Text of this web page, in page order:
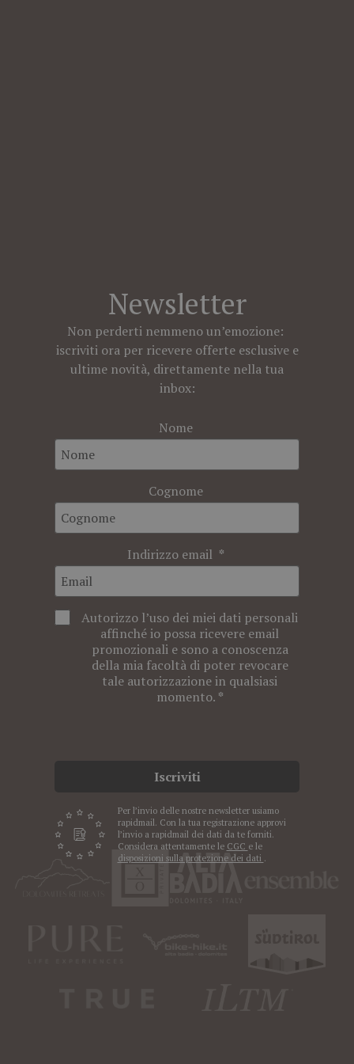
Newsletter
Non perderti nemmeno un’emozione:
iscriviti ora per ricevere offerte esclusive e
ultime novità, direttamente nella tua
inbox:
Nome
Cognome
Indirizzo email
Autorizzo l’uso dei miei dati personali
affinché io possa ricevere email
promozionali e sono a conoscenza
della mia facoltà di poter revocare
tale autorizzazione in qualsiasi
momento.
Iscriviti
Per l’invio delle nostre newsletter usiamo
rapidmail. Con la tua registrazione approvi
l’invio a rapidmail dei dati da te forniti.
Considera attentamente le CGC e le
disposizioni sulla protezione dei dati .